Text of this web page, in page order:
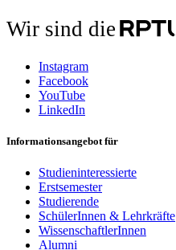
Wir sind die
Instagram
Facebook
YouTube
LinkedIn
Informationsangebot für
Studieninteressierte
Erstsemester
Studierende
SchülerInnen & Lehrkräfte
WissenschaftlerInnen
Alumni